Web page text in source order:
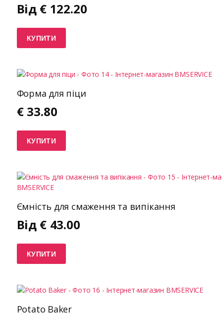
Від € 122.20
КУПИТИ
Форма для піци
€ 33.80
КУПИТИ
Ємність для смаження та випікання
Від € 43.00
КУПИТИ
Potato Baker